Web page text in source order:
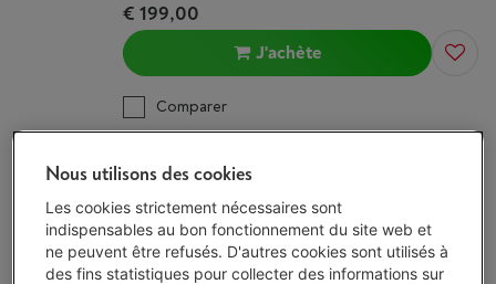
€ 199,00
J'achète
Comparer
SAMSUNG GALAXY A57 5G 256GB - AWESOME
NAVY
(386)
Nous utilisons des cookies
Les cookies strictement nécessaires sont
indispensables au bon fonctionnement du site web et
ne peuvent être refusés. D'autres cookies sont utilisés à
des fins statistiques pour collecter des informations sur